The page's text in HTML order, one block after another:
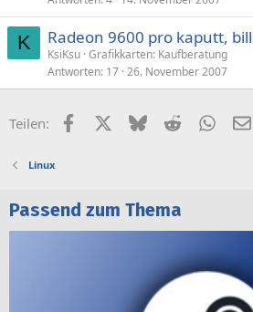
K Radeon 9600 pro kaputt,
KsiKsu Grafikkarten: Kaufberatung
Antworten 17 26. November 2007
Teilen: FacebookX (Twitter)
BlueskyReddit
Linux
Passend zum Thema